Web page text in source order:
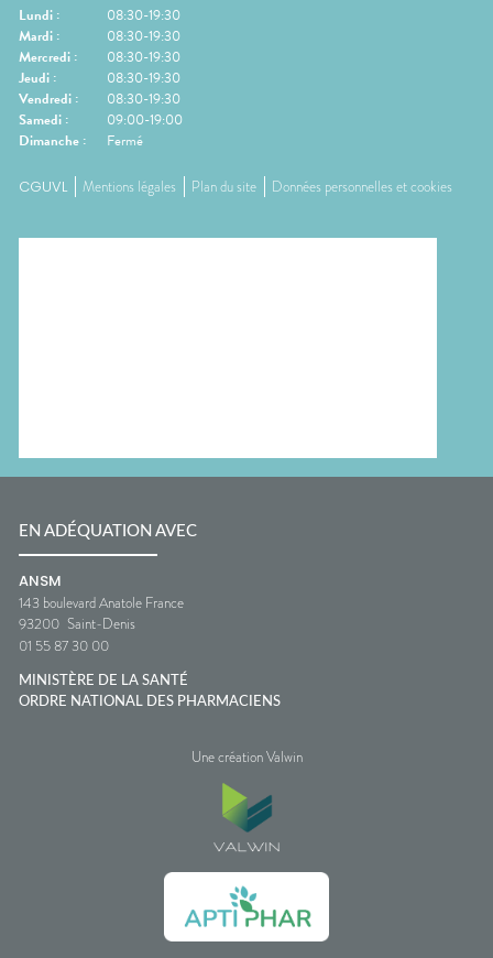
Lundi :
08:30-19:30
Mardi :
08:30-19:30
Mercredi :
08:30-19:30
Jeudi :
08:30-19:30
Vendredi :
08:30-19:30
Samedi :
09:00-19:00
Dimanche : Fermé
CGUVL Mentions légales Plan du site Données personnelles et cookies
EN ADÉQUATION AVEC
ANSM
143 boulevard Anatole France
93200 Saint-Denis
01 55 87 30 00
MINISTÈRE DE LA SANTÉ
ORDRE NATIONAL DES PHARMACIENS
Une création Valwin